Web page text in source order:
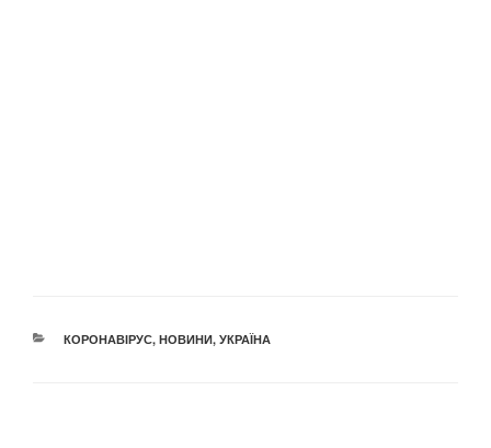
КАТЕГОРІЇ
КОРОНАВІРУС, НОВИНИ, УКРАЇНА